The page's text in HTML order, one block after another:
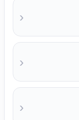
‹
‹
‹